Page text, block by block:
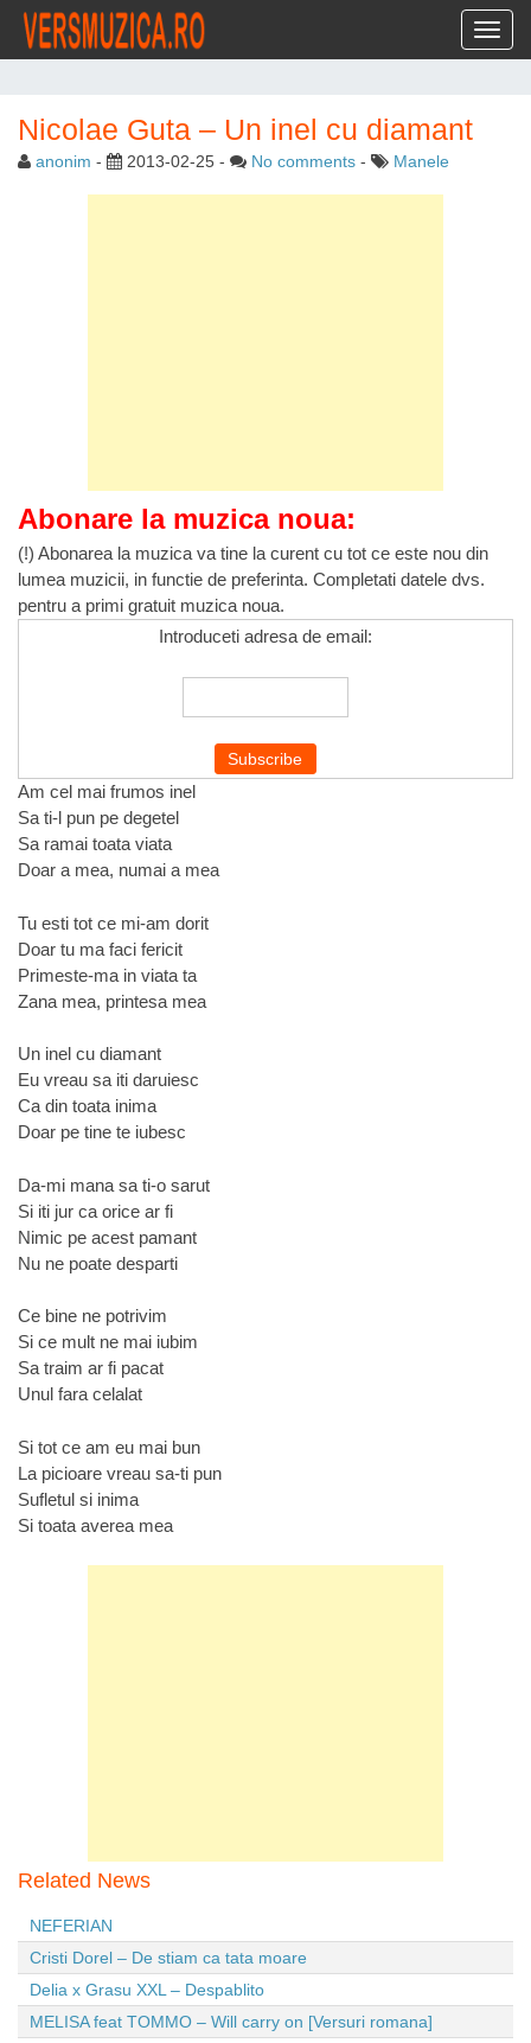
Nicolae Guta – Un inel cu diamant
anonim - 2013-02-25 - No comments - Manele
Abonare la muzica noua:
(!) Abonarea la muzica va tine la curent cu tot ce este nou din
lumea muzicii, in functie de preferinta. Completati datele dvs.
pentru a primi gratuit muzica noua.
Introduceti adresa de email:
Am cel mai frumos inel
Sa ti-l pun pe degetel
Sa ramai toata viata
Doar a mea, numai a mea
Tu esti tot ce mi-am dorit
Doar tu ma faci fericit
Primeste-ma in viata ta
Zana mea, printesa mea
Un inel cu diamant
Eu vreau sa iti daruiesc
Ca din toata inima
Doar pe tine te iubesc
Da-mi mana sa ti-o sarut
Si iti jur ca orice ar fi
Nimic pe acest pamant
Nu ne poate desparti
Ce bine ne potrivim
Si ce mult ne mai iubim
Sa traim ar fi pacat
Unul fara celalat
Si tot ce am eu mai bun
La picioare vreau sa-ti pun
Sufletul si inima
Si toata averea mea
Related News
NEFERIAN
Cristi Dorel – De stiam ca tata moare
Delia x Grasu XXL – Despablito
MELISA feat TOMMO – Will carry on [Versuri romana]